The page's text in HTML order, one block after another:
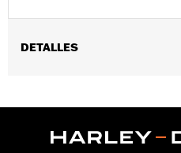
DETALLES
Características funcionales:
con broches a presiÃ³n,